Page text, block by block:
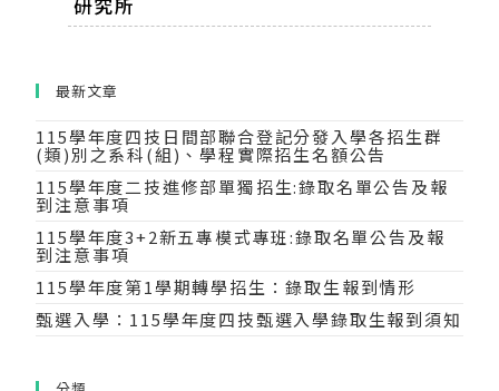
研究所
最新文章
115學年度四技日間部聯合登記分發入學各招生群
(類)別之系科(組)、學程實際招生名額公告
115學年度二技進修部單獨招生:錄取名單公告及報
到注意事項
115學年度3+2新五專模式專班:錄取名單公告及報
到注意事項
115學年度第1學期轉學招生：錄取生報到情形
甄選入學：115學年度四技甄選入學錄取生報到須知